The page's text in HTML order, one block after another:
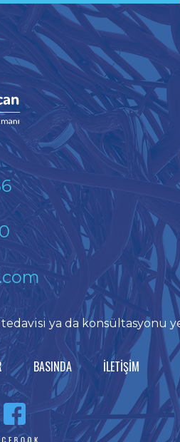
ya da konsültasyonu
BASINDA İLETİŞİM